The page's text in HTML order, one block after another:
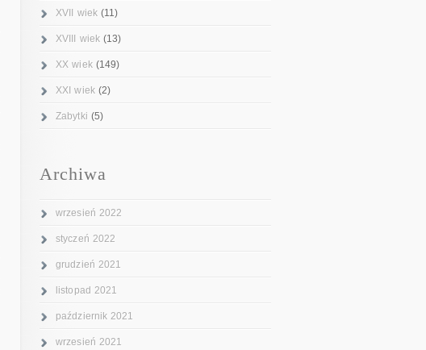
XVII wiek(11)
XVIII wiek (13)
XX wiek(149)
XXI wiek(2)
Zabytki (5)
Archiwa
wrzesień 2022
styczeń 2022
grudzień 2021
listopad 2021
październik 2021
wrzesień 2021